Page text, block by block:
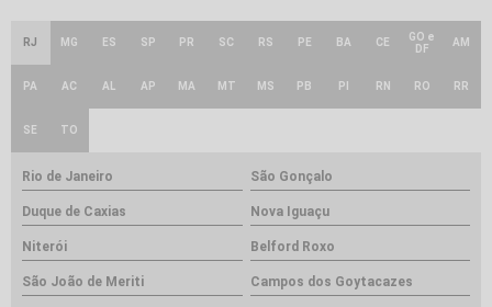
RJ MG ES SP PR SC RS PE BA CE
GO e
DF
AM
PA AC AL AP MA MT MS PB PI RN RO RR
SE TO
Rio de Janeiro São Gonçalo
Duque de Caxias Nova Iguaçu
Niterói Belford Roxo
São João de Meriti Campos dos Goytacazes